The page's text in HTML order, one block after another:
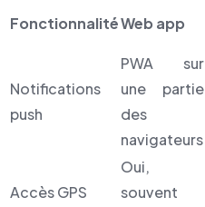
FonctionnalitéWeb app
Notifications
push
PWA sur
une partie
des
navigateurs
Accès GPS
Oui,
souvent